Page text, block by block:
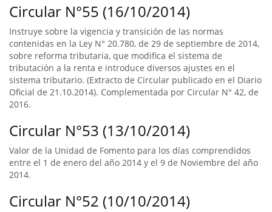
Circular N°55 (16/10/2014)
Instruye sobre la vigencia y transición de las normas
contenidas en la Ley N° 20.780, de 29 de septiembre de 2014,
sobre reforma tributaria, que modifica el sistema de
tributación a la renta e introduce diversos ajustes en el
sistema tributario. (Extracto de Circular publicado en el Diario
Oficial de 21.10.2014). Complementada por Circular N° 42, de
2016.
Circular N°53 (13/10/2014)
Valor de la Unidad de Fomento para los días comprendidos
entre el 1 de enero del año 2014 y el 9 de Noviembre del año
2014.
Circular N°52 (10/10/2014)